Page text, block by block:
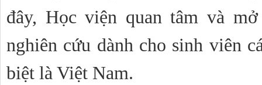
đây, Học viện quan tâm và
nghiên cứu dành cho sinh viên
biệt là Việt Nam.